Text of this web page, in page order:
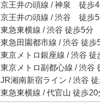
京王井の頭線 / 神泉 徒歩
京王井の頭線 / 渋谷 徒歩
東急東横線 / 渋谷 徒歩5分
東急田園都市線 / 渋谷 徒歩
東京メトロ銀座線 / 渋谷 徒
東京メトロ副都心線 / 渋谷
JR湘南新宿ライン / 渋谷
東急東横線 / 代官山 徒歩20